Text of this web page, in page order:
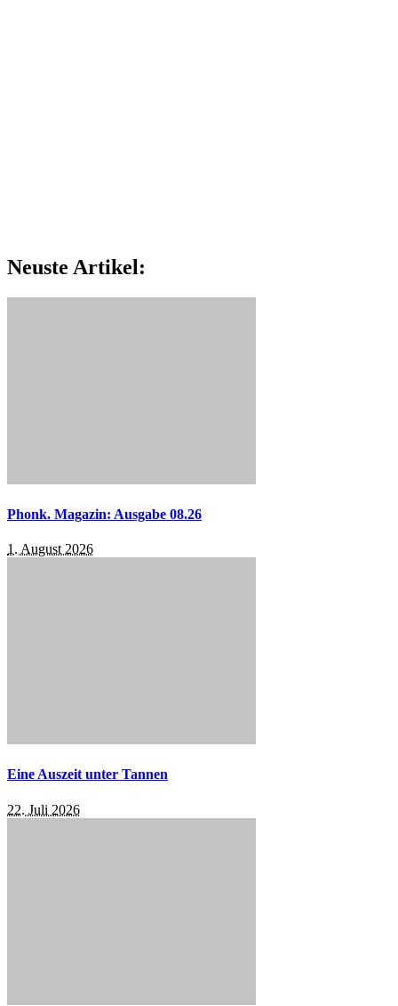
Neuste Artikel:
Phonk. Magazin: Ausgabe 08.26
1. August 2026
Eine Auszeit unter Tannen
22. Juli 2026